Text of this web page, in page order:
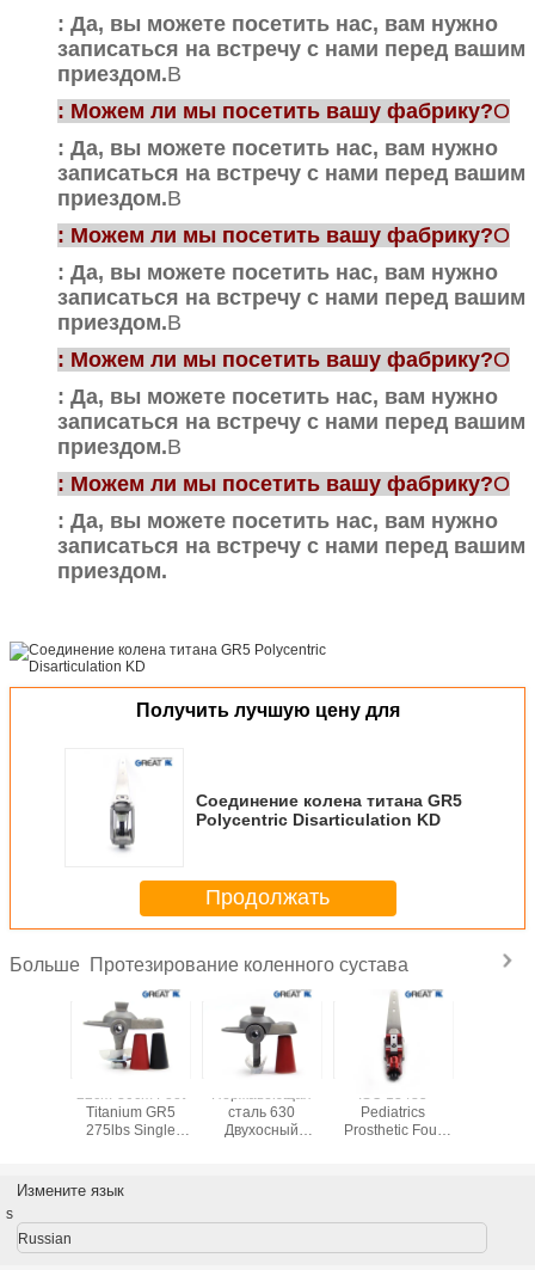
: Да, вы можете посетить нас, вам нужно
записаться на встречу с нами перед вашим
приездом.В
: Можем ли мы посетить вашу фабрику?О
: Да, вы можете посетить нас, вам нужно
записаться на встречу с нами перед вашим
приездом.В
: Можем ли мы посетить вашу фабрику?О
: Да, вы можете посетить нас, вам нужно
записаться на встречу с нами перед вашим
приездом.В
: Можем ли мы посетить вашу фабрику?О
: Да, вы можете посетить нас, вам нужно
записаться на встречу с нами перед вашим
приездом.В
: Можем ли мы посетить вашу фабрику?О
: Да, вы можете посетить нас, вам нужно
записаться на встречу с нами перед вашим
приездом.
Получить лучшую цену для
Соединение колена титана GR5
Polycentric Disarticulation KD
Продолжать
Больше Протезирование коленного сустава
Titanium GR5
275lbs Single
сталь 630
Двухосный
Pediatrics
Prosthetic Four
Измените язык
s
Russian